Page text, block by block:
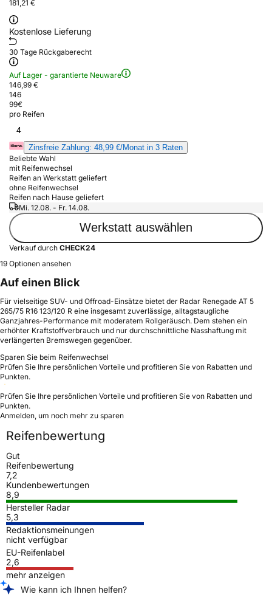
181,21 €
Kostenlose Lieferung
30 Tage Rückgaberecht
Auf Lager - garantierte Neuware
146,99 €
146
99€
pro Reifen
4
Zinsfreie Zahlung: 48,99 €/Monat in 3 Raten
Beliebte Wahl
mit Reifenwechsel
Reifen an Werkstatt geliefert
ohne Reifenwechsel
Reifen nach Hause geliefert
Mi. 12.08. - Fr. 14.08.
Werkstatt auswählen
Verkauf durch CHECK24
19 Optionen ansehen
Auf einen Blick
Für vielseitige SUV- und Offroad-Einsätze bietet der Radar Renegade AT 5
265/75 R16 123/120 R eine insgesamt zuverlässige, alltagstaugliche
Ganzjahres-Performance mit moderatem Rollgeräusch. Dem stehen ein
erhöhter Kraftstoffverbrauch und nur durchschnittliche Nasshaftung mit
verlängerten Bremswegen gegenüber.
Sparen Sie beim Reifenwechsel
Prüfen Sie Ihre persönlichen Vorteile und profitieren Sie von Rabatten und
Punkten.
Prüfen Sie Ihre persönlichen Vorteile und profitieren Sie von Rabatten und
Punkten.
Anmelden, um noch mehr zu sparen
Reifenbewertung
Gut
Reifenbewertung
7,2
Kundenbewertungen
8,9
Hersteller Radar
5,3
Redaktionsmeinungen
nicht verfügbar
EU-Reifenlabel
2,6
mehr anzeigen
Wie kann ich Ihnen helfen?